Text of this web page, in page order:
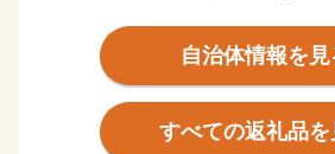
太陽が四角く沈むところが見える能
を抱えるオホーツク海は、豊かな海
くれる。何でも「おいしい」。大地
い。網走の秋の風景は、大麦の毛が
自治体情報を見
すべての返礼品を